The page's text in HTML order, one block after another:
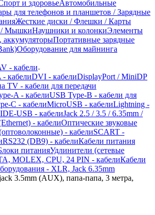
и здоровьеАвтомобильные
для телефонов и планшетов / Зарядные
Жесткие диски / Флешки / Карты
/ МышкиНаушники и колонкиЭлементы
аккумуляторыПортативные зарядные
Оборудование для майнинга
- кабели
кабелиDVI - кабелиDisplayPort / MiniDP
TV - кабели для передачи
A - кабелиUSB Type-B - кабели для
C - кабелиMicroUSB - кабелиLightning -
USB - кабелиJack 2.5 / 3.5 / 6.35mm /
- кабелиОптические звуковые
- кабелиSCART -
RS232 (DB9) - кабелиКабели питания
питанияУдлинители (сетевые
MOLEX, CPU, 24 PIN - кабелиКабели
- XLR, Jack 6.35mm
3.5mm (AUX), папа-папа, 3 метра,